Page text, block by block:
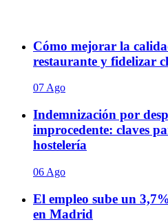
Cómo mejorar la
restaurante y fidelizar
07 Ago
Indemnización por
improcedente: claves
hostelería
06 Ago
El empleo sube un
en Madrid